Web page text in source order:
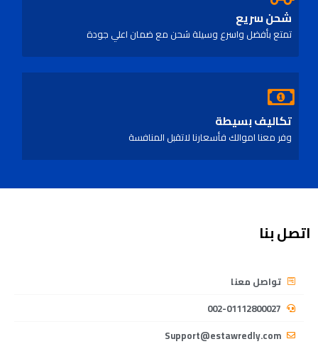
شحن سريع
تمتع بأفضل واسرع وسيلة شحن مع ضمان اعلي جودة
تكاليف بسيطة
وفر معنا اموالك فأسعارنا لاتقبل المنافسة
اتصل بنا
تواصل معنا
002-01112800027
Support@estawredly.com